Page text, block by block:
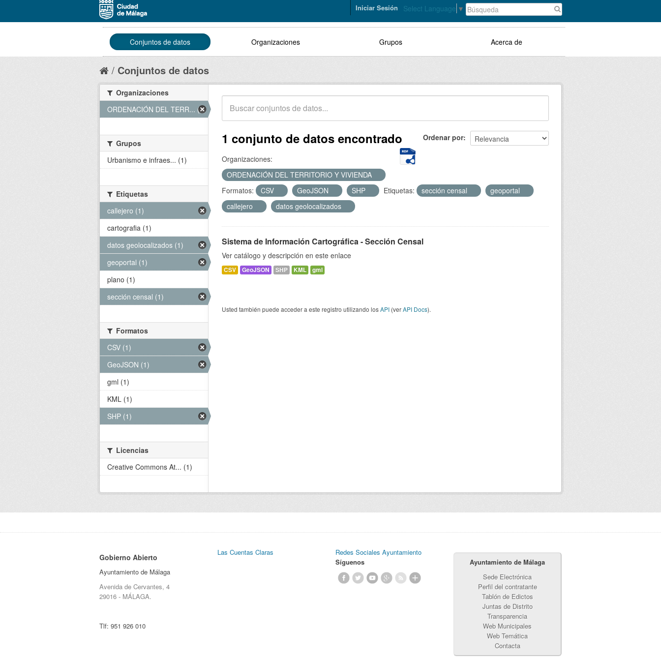
Select Language ▼
Iniciar Sesión
Conjuntos de datos Organizaciones Grupos Acerca de
Conjuntos de datos
Ordenar por
1 conjunto de datos encontrado
Organizaciones:
ORDENACIÓN DEL TERRITORIO Y VIVIENDA
Formatos:
CSV GeoJSON SHP Etiquetas: sección censal
geoportal
callejero
datos geolocalizados
Sistema de Información Cartográfica - Sección Censal
Ver catálogo y descripción en este enlace
CSV GeoJSON SHP KML gml
Usted también puede acceder a este registro utilizando losAPI (verAPI Docs).
Organizaciones
ORDENACIÓN DEL TERR... (1)
Grupos
Urbanismo e infraes... (1)
Etiquetas
callejero (1)
cartografia (1)
datos geolocalizados (1)
geoportal (1)
plano (1)
sección censal (1)
Formatos
CSV (1)
GeoJSON (1)
gml (1)
KML (1)
SHP (1)
Licencias
Creative Commons At... (1)
Gobierno Abierto
Ayuntamiento de Málaga
Avenida de Cervantes, 4
29016 - MÁLAGA.
Tlf: 951 926 010
Las Cuentas Claras
Redes Sociales Ayuntamiento
Síguenos
Ayuntamiento de Málaga
Sede Electrónica
Perfil del contratante
Tablón de Edictos
Juntas de Distrito
Transparencia
Web Municipales
Web Temática
Contacta